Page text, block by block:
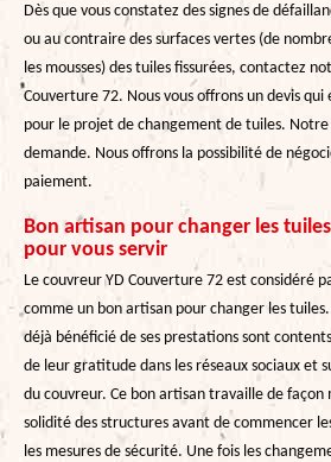
Dès que vous constatez des signes de
ou au contraire des surfaces vertes (de
les mousses) des tuiles fissurées, contactez
Couverture 72. Nous vous offrons un devis
pour le projet de changement de tuiles. Notre
demande. Nous offrons la possibilité de
paiement.
Bon artisan pour changer les
pour vous servir
Le couvreur YD Couverture 72 est considéré
comme un bon artisan pour changer les
déjà bénéficié de ses prestations sont
de leur gratitude dans les réseaux sociaux et
du couvreur. Ce bon artisan travaille de
solidité des structures avant de commencer
les mesures de sécurité. Une fois les